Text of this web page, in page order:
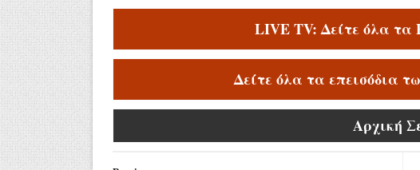
LIVE TV: Δείτε όλα
Δείτε όλα τα επεισόδια
Αρχική